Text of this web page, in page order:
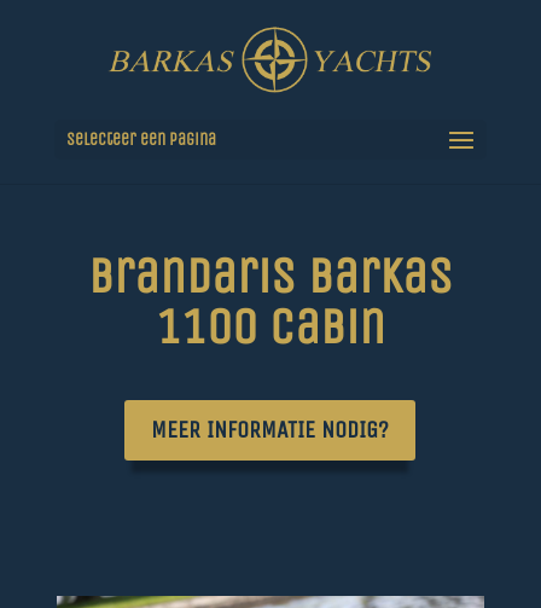
Selecteer een pagina
Brandaris Barkas
1100 cabin
MEER INFORMATIE NODIG?